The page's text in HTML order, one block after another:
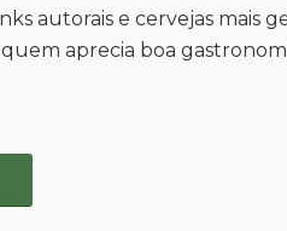
autorais e cervejas mais
aprecia boa